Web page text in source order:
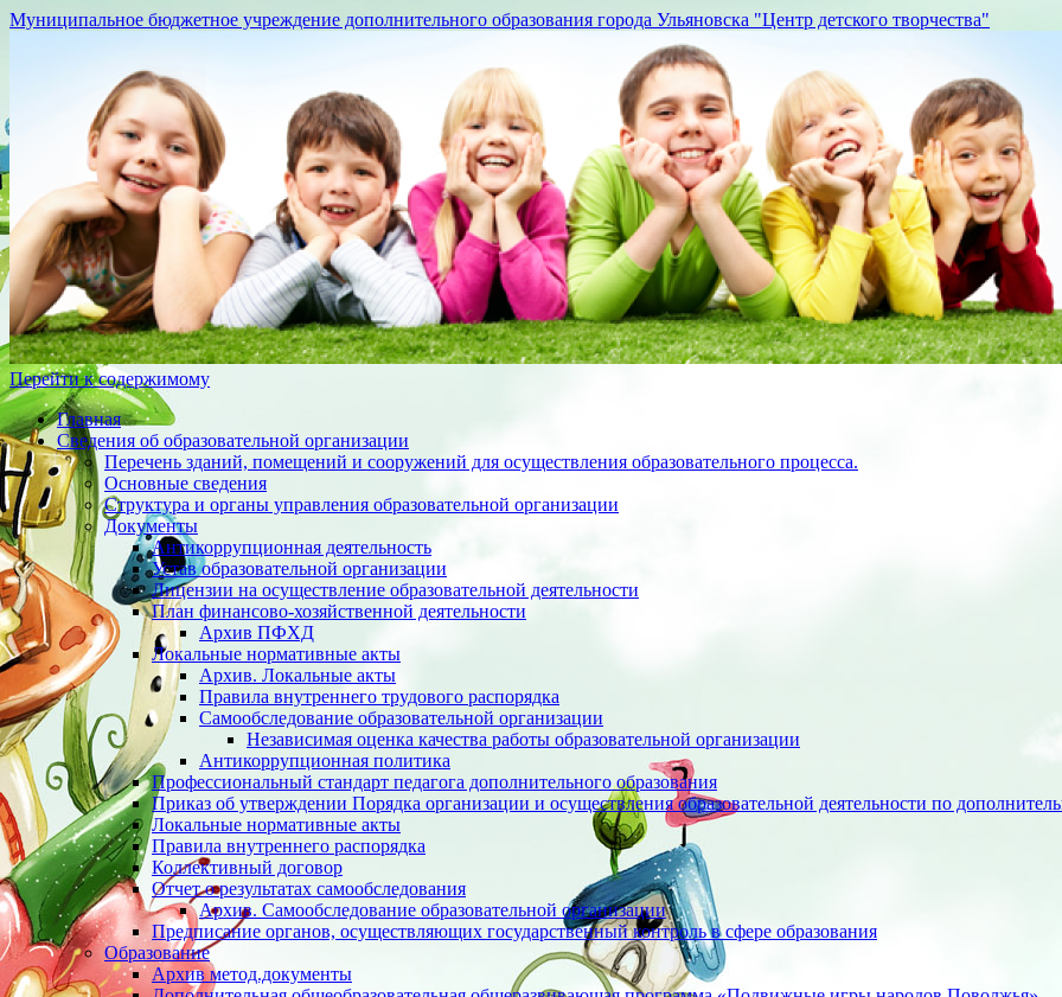
Муниципальное бюджетное учреждение дополнительного образования города Ульяновска "Центр детского творчества"
Перейти к содержимому
Главная
Сведения об образовательной организации
Перечень зданий, помещений и сооружений для осуществления образовательного процесса.
Основные сведения
Структура и органы управления образовательной организации
Документы
Антикоррупционная деятельность
Устав образовательной организации
Лицензии на осуществление образовательной деятельности
План финансово-хозяйственной деятельности
Архив ПФХД
Локальные нормативные акты
Архив. Локальные акты
Правила внутреннего трудового распорядка
Cамообследование образовательной организации
Независимая оценка качества работы образовательной организации
Антикоррупционная политика
Профессиональный стандарт педагога дополнительного образования
Приказ об утверждении Порядка организации и осуществления образовательной деятельности по
Локальные нормативные акты
Правила внутреннего распорядка
Коллективный договор
Отчет о результатах самообследования
Архив. Cамообследование образовательной организации
Предписание органов, осуществляющих государственный контроль в сфере образования
Образование
Архив метод.документы